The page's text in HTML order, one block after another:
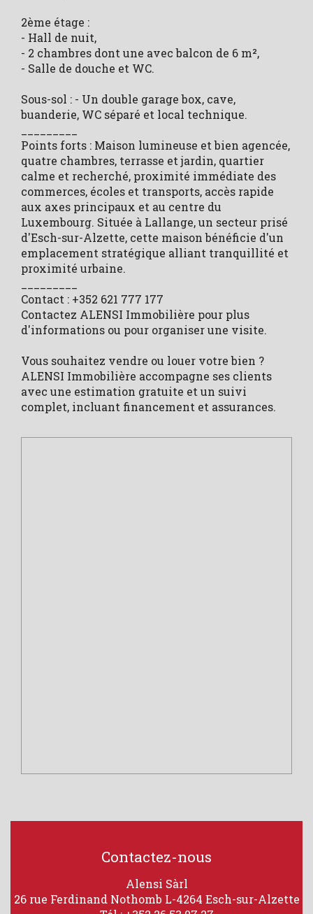
2ème étage :
- Hall de nuit,
- 2 chambres dont une avec balcon de 6 m²,
- Salle de douche et WC.
Sous-sol : - Un double garage box, cave,
buanderie, WC séparé et local technique.
Points forts : Maison lumineuse et bien agencée,
quatre chambres, terrasse et jardin, quartier
calme et recherché, proximité immédiate des
commerces, écoles et transports, accès rapide
aux axes principaux et au centre du
Luxembourg. Située à Lallange, un secteur prisé
d'Esch-sur-Alzette, cette maison bénéficie d'un
emplacement stratégique alliant tranquillité et
proximité urbaine.
Contact : +352 621 777 177
Contactez ALENSI Immobilière pour plus
d'informations ou pour organiser une visite.
Vous souhaitez vendre ou louer votre bien ?
ALENSI Immobilière accompagne ses clients
avec une estimation gratuite et un suivi
complet, incluant financement et assurances.
Contactez-nous
Alensi Sàrl
26 rue Ferdinand Nothomb L-4264 Esch-sur-Alzette